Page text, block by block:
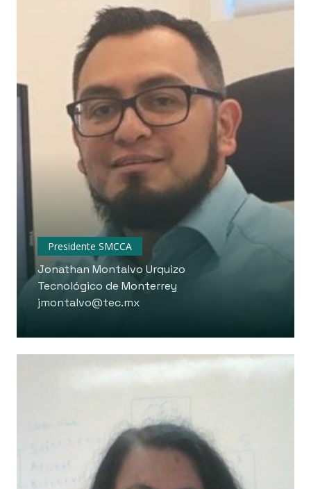
Presidente SMCCA
Jonathan Montalvo Urquizo
Tecnológico de Monterrey
jmontalvo@tec.mx